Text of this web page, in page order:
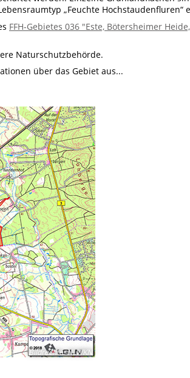
„Feuchte Hochstaudenfluren“
FFH-Gebietes 036 "Este, Bötersheimer
Naturschutzbehörde.
über das Gebiet aus...
Bildrechte:NLWKN